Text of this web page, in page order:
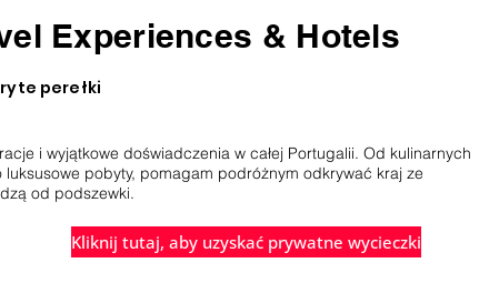
Experiences & Hotels
perełki
i wyjątkowe doświadczenia w całej Portugalii. Od kulinarnych
pobyty, pomagam podróżnym odkrywać kraj ze
od podszewki.
Kliknij tutaj, aby uzyskać prywatne wycieczki